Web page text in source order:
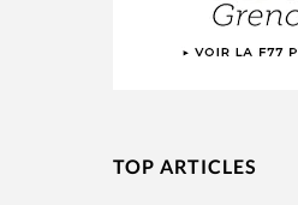
TOP ARTICLES